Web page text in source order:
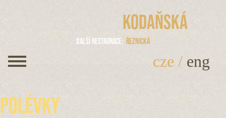
Kodaňská
Další restaurace Řeznická
cze / eng
Polévky